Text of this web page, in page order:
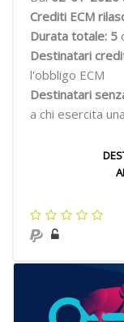
Crediti ECM
Durata totale: 5
Destinatari
l'obbligo ECM
Destinatari
a chi esercita